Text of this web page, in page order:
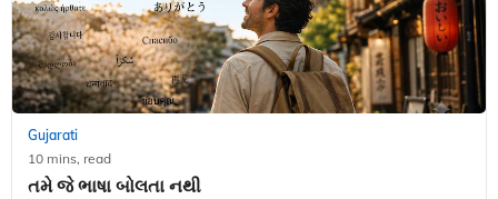
Gujarati
10 mins, read
તમે જે ભાષા બોલતા નથી